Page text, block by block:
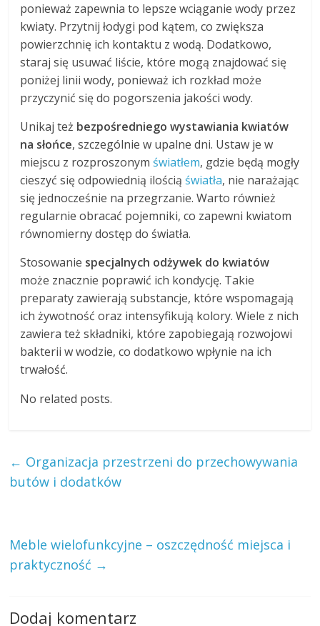
ponieważ zapewnia to lepsze wciąganie wody przez
kwiaty. Przytnij łodygi pod kątem, co zwiększa
powierzchnię ich kontaktu z wodą. Dodatkowo,
staraj się usuwać liście, które mogą znajdować się
poniżej linii wody, ponieważ ich rozkład może
przyczynić się do pogorszenia jakości wody.
Unikaj też bezpośredniego wystawiania kwiatów
na słońce, szczególnie w upalne dni. Ustaw je w
miejscu z rozproszonymświatłem, gdzie będą mogły
cieszyć się odpowiednią ilościąświatła, nie narażając
się jednocześnie na przegrzanie. Warto również
regularnie obracać pojemniki, co zapewni kwiatom
równomierny dostęp do światła.
Stosowanie specjalnych odżywek do kwiatów
może znacznie poprawić ich kondycję. Takie
preparaty zawierają substancje, które wspomagają
ich żywotność oraz intensyfikują kolory. Wiele z nich
zawiera też składniki, które zapobiegają rozwojowi
bakterii w wodzie, co dodatkowo wpłynie na ich
trwałość.
No related posts.
← Organizacja przestrzeni do przechowywania
butów i dodatków
Meble wielofunkcyjne – oszczędność miejsca i
praktyczność →
Dodaj komentarz